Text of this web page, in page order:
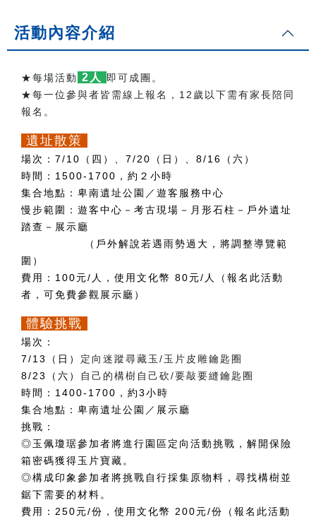
活動內容介紹
★每場活動 2人 即可成團。
★每一位參與者皆需線上報名，12歲以下需有家長陪同
報名。
遺址散策
場次：7/10
（四）、7/20（日）、8/16（六）
時間：1500-1700，約２小時
集合地點：卑南遺址公園／遊客服務中心
慢步範圍：遊客中心－考古現場－月形石柱－戶外遺址
踏查－展示廳
（戶外解說若遇雨勢過大，將調整導覽範
圍）
費用：100元/人，使用文化幣 80元/人（報名此活動
者，可免費參觀展示廳）
體驗挑戰
場次：
7/13
（日） 定向迷蹤尋藏玉/玉片皮雕鑰匙圈
8/23（六）
自己的構樹自己砍/要敲要縫鑰匙圈
時間：1400-1700，約3小時
集合地點：卑南遺址公園／展示廳
挑戰：
◎玉佩瓊琚參加者將進行園區定向活動挑戰，解開保險
箱密碼獲得玉片寶藏。
◎構成印象參加者將挑戰自行採集原物料，尋找構樹並
鋸下需要的材料。
費用：250元/份，使用文化幣 200元/份（報名此活動